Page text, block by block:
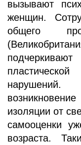
вызывают
женщин.
общего
изоляции от
самооценки
возраста.